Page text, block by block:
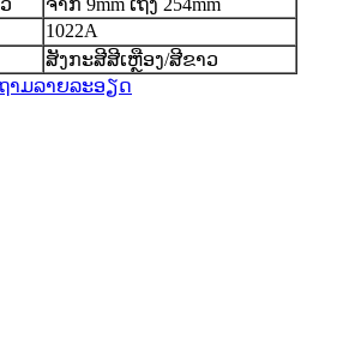
ຈາກ 9mm ເຖິງ 254mm
1022A
ສັງກະສີສີເຫຼືອງ/ສີຂາວ
າມລາຍລະອຽດ